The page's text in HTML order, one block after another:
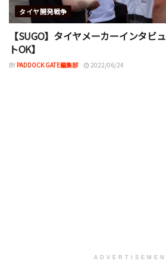
タイヤ開発戦争
【SUGO】タイヤメーカーインタビ
トOK】
BY PADDOCK GATE編集部 2022/06/24